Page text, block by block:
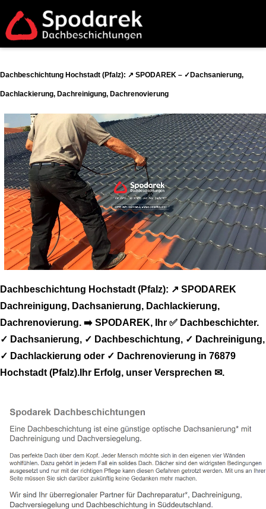
Dachbeschichtung Hochstadt (Pfalz): ↗️ SPODAREK – ✓Dachsanierung,
Dachlackierung, Dachreinigung, Dachrenovierung
Dachbeschichtung Hochstadt (Pfalz): ↗️ SPODAREK
Dachreinigung, Dachsanierung, Dachlackierung,
Dachrenovierung. ➡️ SPODAREK, Ihr ✅ Dachbeschichter.
✓ Dachsanierung, ✓ Dachbeschichtung, ✓ Dachreinigung,
✓ Dachlackierung oder ✓ Dachrenovierung in 76879
Hochstadt (Pfalz).Ihr Erfolg, unser Versprechen ✉.